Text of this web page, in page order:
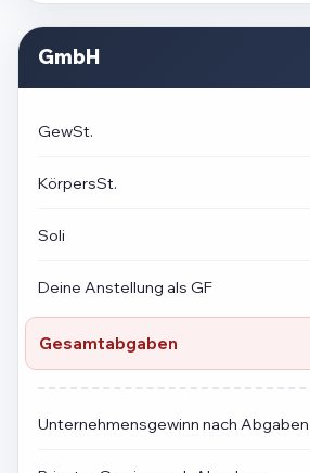
GmbH
GewSt.
KörpersSt.
Soli
Deine Anstellung als GF
Gesamtabgaben
Unternehmensgewinn nach Abgaben